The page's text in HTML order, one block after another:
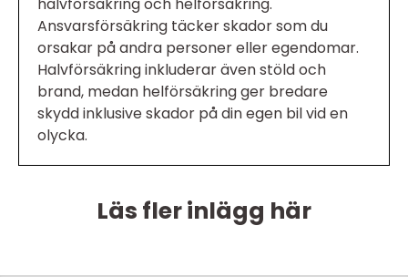
Ansvarsförsäkring täcker skador som du
orsakar på andra personer eller egendomar.
Halvförsäkring inkluderar även stöld och
brand, medan helförsäkring ger bredare
skydd inklusive skador på din egen bil vid en
olycka.
Läs fler inlägg här